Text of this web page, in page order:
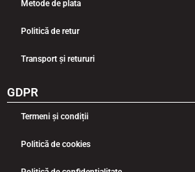
Metode de plata
Politică de retur
Transport și retururi
GDPR
Termeni și condiții
Politică de cookies